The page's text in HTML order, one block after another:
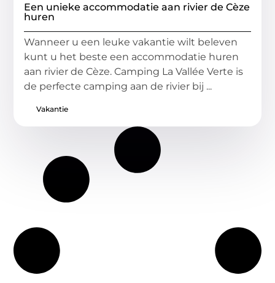
Een unieke accommodatie aan rivier de Cèze
huren
Wanneer u een leuke vakantie wilt beleven
kunt u het beste een accommodatie huren
aan rivier de Cèze. Camping La Vallée Verte is
de perfecte camping aan de rivier bij ...
Vakantie